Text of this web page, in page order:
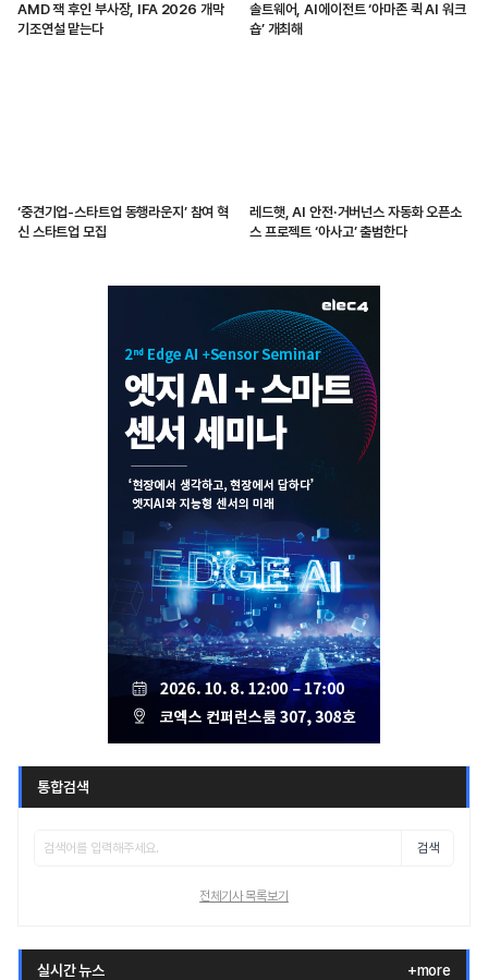
AMD 잭 후인 부사장, IFA 2026 개막
기조연설 맡는다
솔트웨어, AI에이전트 ‘아마존 퀵 AI 워크
숍’ 개최해
‘중견기업-스타트업 동행라운지’ 참여 혁
신 스타트업 모집
레드햇, AI 안전·거버넌스 자동화 오픈소
스 프로젝트 ‘아사고’ 출범한다
통합검색
검색
전체기사 목록보기
실시간 뉴스 +more